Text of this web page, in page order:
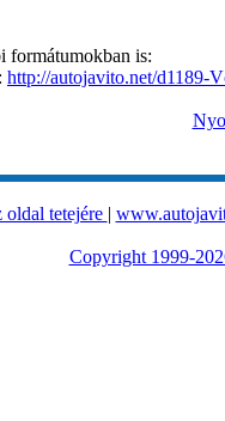
formátumokban is:
http://autojavito.net/d1189-
oldal tetejére |
Copyright 1999-